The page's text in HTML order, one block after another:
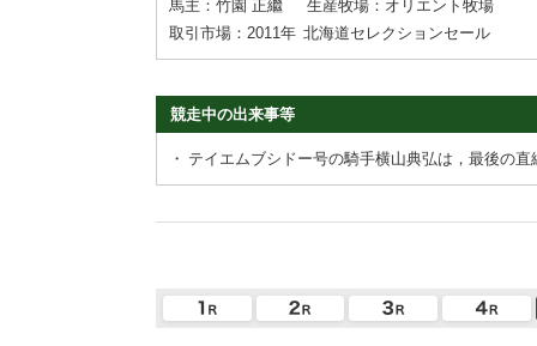
馬主：竹園 正繼
生産牧場：オリエント牧場
取引市場：2011年 北海道セレクションセール
競走中の出来事等
・ テイエムブシドー号の騎手横山典弘は，最後の